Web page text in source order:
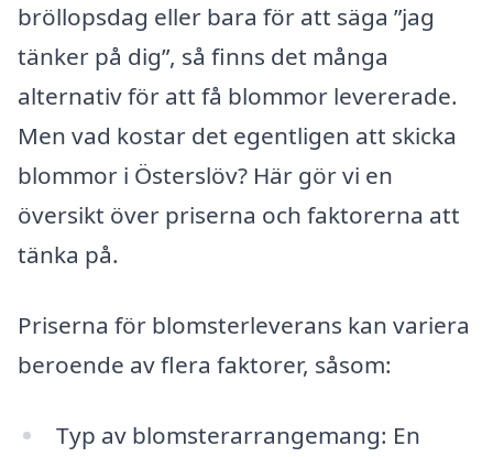
bröllopsdag eller bara för att säga ”jag
tänker på dig”, så finns det många
alternativ för att få blommor levererade.
Men vad kostar det egentligen att skicka
blommor i Österslöv? Här gör vi en
översikt över priserna och faktorerna att
tänka på.
Priserna för blomsterleverans kan variera
beroende av flera faktorer, såsom:
Typ av blomsterarrangemang: En